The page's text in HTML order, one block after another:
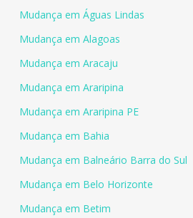
Mudança em Águas Lindas
Mudança em Alagoas
Mudança em Aracaju
Mudança em Araripina
Mudança em Araripina PE
Mudança em Bahia
Mudança em Balneário Barra do Sul
Mudança em Belo Horizonte
Mudança em Betim